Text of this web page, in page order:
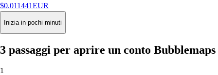
$0.011441EUR
+3.97%24H
Buy
Inizia in pochi minuti
3 passaggi per aprire un conto Bubblemaps
1